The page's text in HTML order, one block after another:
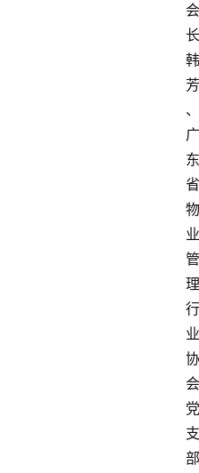
会
长
韩
芳
、
广
东
省
物
业
管
理
行
业
协
会
党
支
部